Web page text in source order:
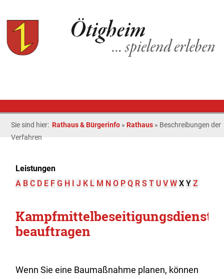
Sie sind hier: Rathaus & Bürgerinfo » Rathaus » Beschreibungen der
Verfahren
Leistungen
A B C D E F G H I J K L M N O P Q R S T U V W X Y Z
Kampfmittelbeseitigungsdienst
beauftragen
Wenn Sie eine Baumaßnahme planen, können